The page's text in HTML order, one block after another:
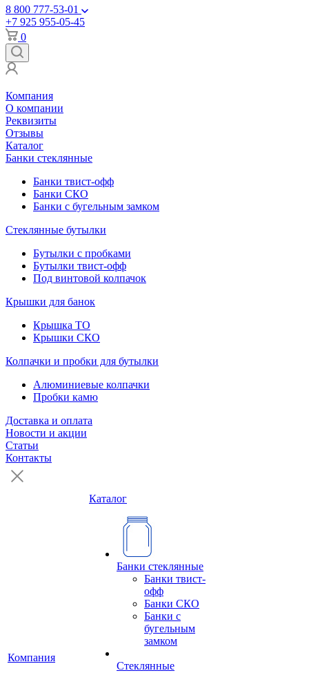
8 800 777-53-01
+7 925 955-05-45
0
Компания
О компании
Реквизиты
Отзывы
Каталог
Банки стеклянные
Банки твист-офф
Банки СКО
Банки с бугельным замком
Стеклянные бутылки
Бутылки с пробками
Бутылки твист-офф
Под винтовой колпачок
Крышки для банок
Крышка ТО
Крышки СКО
Колпачки и пробки для бутылки
Алюминиевые колпачки
Пробки камю
Доставка и оплата
Новости и акции
Статьи
Контакты
Компания
Каталог
Банки стеклянные
Банки твист-
офф
Банки СКО
Банки с
бугельным
замком
Стеклянные